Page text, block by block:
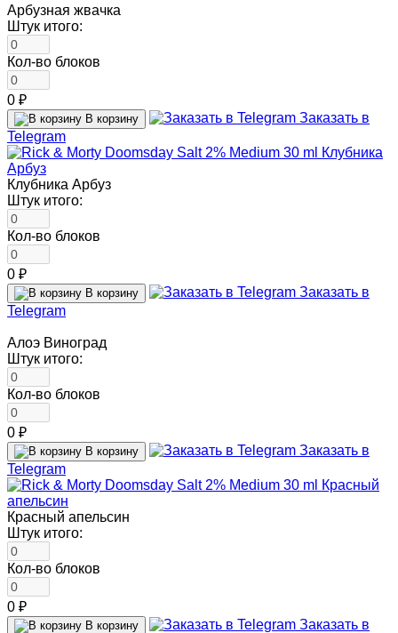
Арбузная жвачка
Штук итого:
Кол-во блоков
0 ₽
В корзину
Заказать в
Telegram
Клубника Арбуз
Штук итого:
Кол-во блоков
0 ₽
В корзину
Заказать в
Telegram
Алоэ Виноград
Штук итого:
Кол-во блоков
0 ₽
В корзину
Заказать в
Telegram
Красный апельсин
Штук итого:
Кол-во блоков
0 ₽
В корзину
Заказать в